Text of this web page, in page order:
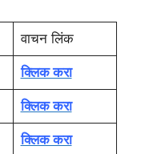
वाचन लिंक
क्लिक करा
क्लिक करा
क्लिक करा